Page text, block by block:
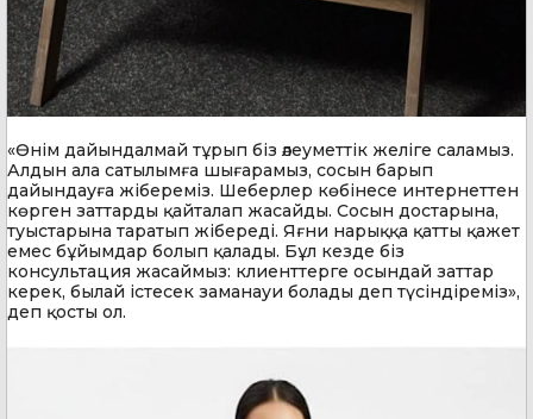
«Өнім дайындалмай тұрып біз әлеуметтік желіге саламыз.
Алдын ала сатылымға шығарамыз, сосын барып
дайындауға жібереміз. Шеберлер көбінесе интернеттен
көрген заттарды қайталап жасайды. Сосын достарына,
туыстарына таратып жібереді. Яғни нарыққа қатты қажет
емес бұйымдар болып қалады. Бұл кезде біз
консультация жасаймыз: клиенттерге осындай заттар
керек, былай істесек заманауи болады деп түсіндіреміз»,
деп қосты ол.